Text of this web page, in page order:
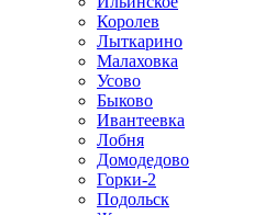
Королев
Лыткарино
Малаховка
Усово
Быково
Ивантеевка
Лобня
Домодедово
Горки-2
Подольск